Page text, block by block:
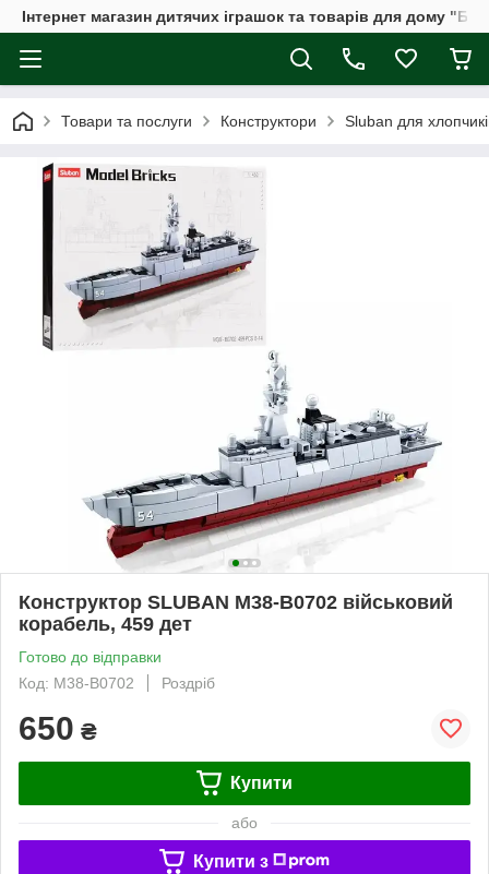
Інтернет магазин дитячих іграшок та товарів для дому
Товари та послуги Конструктори Sluban для
Конструктор SLUBAN M38-B0702 військовий
корабель, 459 дет
Готово до відправки
Код: M38-B0702
Роздріб
650 ₴
Купити
або
Купити з